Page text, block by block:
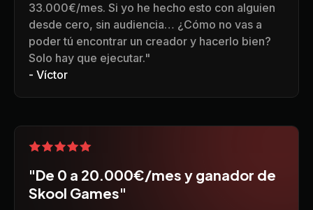
33.000€/mes. Si yo he hecho esto con alguien
desde cero, sin audiencia… ¿Cómo no vas a
poder tú encontrar un creador y hacerlo bien?
Solo hay que ejecutar."
- Víctor
"De 0 a 20.000€/mes y ganador de
Skool Games"